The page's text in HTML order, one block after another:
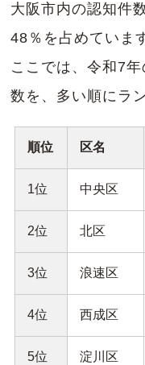
大阪市内の認知件
48％を占めていま
ここでは、令和7
数を、多い順にラ
順位 区名
1位 中央区
2位 北区
3位 浪速区
4位 西成区
5位 淀川区